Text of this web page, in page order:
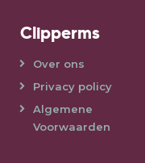
Clipperms
Over ons
Privacy policy
Algemene
Voorwaarden